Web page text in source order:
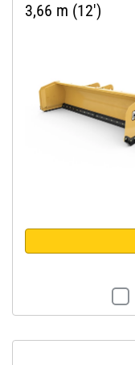
3,66 m (12')